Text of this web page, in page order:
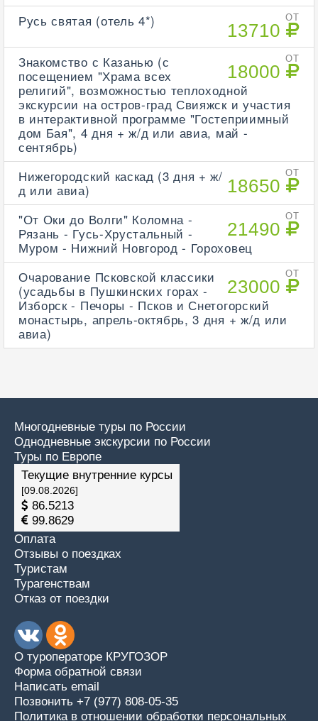
ОТ
13710
Русь святая (отель 4*)
ОТ
18000
Знакомство с Казанью (с
посещением "Храма всех
религий", возможностью теплоходной
экскурсии на остров-град Свияжск и участия
в интерактивной программе "Гостеприимный
дом Бая", 4 дня + ж/д или авиа, май -
сентябрь)
ОТ
18650
Нижегородский каскад (3 дня + ж/
д или авиа)
ОТ
21490
"От Оки до Волги" Коломна -
Рязань - Гусь-Хрустальный -
Муром - Нижний Новгород - Гороховец
ОТ
23000
Очарование Псковской классики
(усадьбы в Пушкинских горах -
Изборск - Печоры - Псков и Снетогорский
монастырь, апрель-октябрь, 3 дня + ж/д или
авиа)
Многодневные туры по России
Однодневные экскурсии по России
Туры по Европе
Текущие внутренние курсы
[09.08.2026]
86.5213
99.8629
Оплата
Отзывы о поездках
Туристам
Турагенствам
Отказ от поездки
О туроператоре КРУГОЗОР
Форма обратной связи
Написать email
Позвонить +7 (977) 808-05-35
Политика в отношении обработки персональных